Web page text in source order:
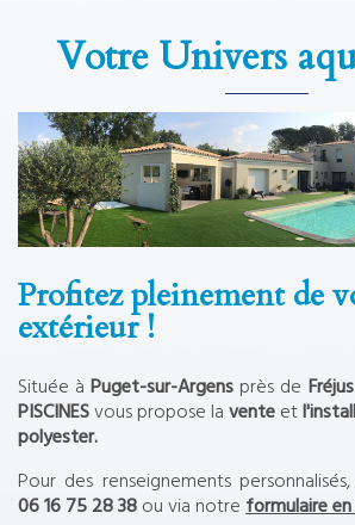
Votre Univers
Profitez pleinement de
extérieur !
Située àPuget-sur-Argens près de Fréjus
PISCINESvous propose laventeet
polyester.
Pour des renseignements
06 16 75 28 38ou via notreformulaire